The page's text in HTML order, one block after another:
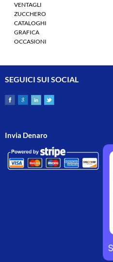
VENTAGLI
ZUCCHERO
CATALOGHI
GRAFICA
OCCASIONI
SEGUICI SUI SOCIAL
Invia Denaro